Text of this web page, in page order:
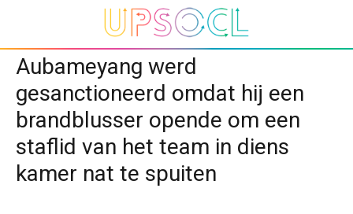
Aubameyang werd
gesanctioneerd omdat hij een
brandblusser opende om een
staflid van het team in diens
kamer nat te spuiten